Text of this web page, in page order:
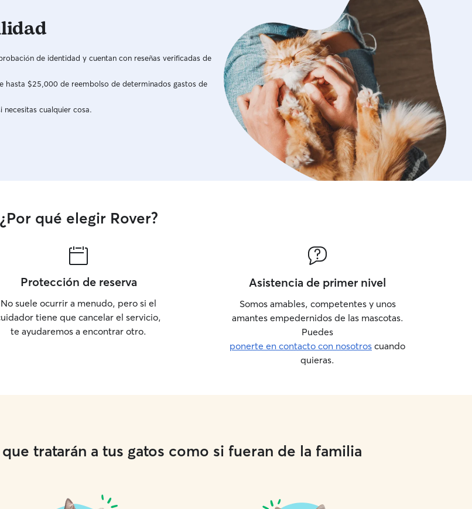
de identidad y cuentan con reseñas verificadas de
hasta $25,000 de reembolso de determinados gastos de
cualquier cosa.
¿Por qué elegir Rover?
Protección de reserva
No suele ocurrir a menudo, pero si el
tiene que cancelar el servicio,
te ayudaremos a encontrar otro.
Asistencia de primer nivel
Somos amables, competentes y unos
amantes empedernidos de las mascotas.
Puedes
ponerte en contacto con nosotros cuando
quieras.
tratarán a tus gatos como si fueran de la familia